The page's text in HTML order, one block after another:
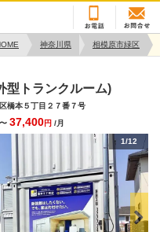
神奈川県 相模原市緑区
型トランクルーム)
橋本５丁目２７番７号
37,400円 /月
1/12